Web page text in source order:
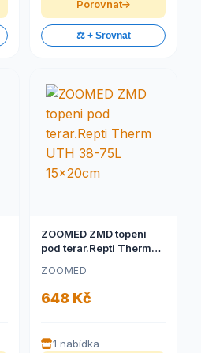
Porovnat
⚖️ + Srovnat
ZOOMED ZMD topeni
pod terar.Repti Therm
ZOOMED
648 Kč
1 nabídka